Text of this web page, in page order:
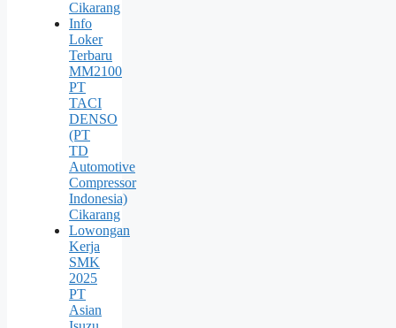
Cikarang
Info
Loker
Terbaru
MM2100
PT
TACI
DENSO
(PT
TD
Automotive
Compressor
Indonesia)
Cikarang
Lowongan
Kerja
SMK
2025
PT
Asian